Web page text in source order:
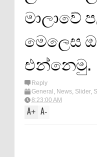
මාලාවේ
මෙලෙස
එන්නෙමු.
Reply
General , News, Slider,
8:23:00 AM
A+ A-